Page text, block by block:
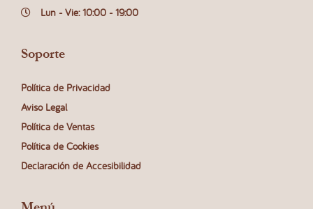
Lun - Vie: 10:00 - 19:00
Soporte
Política de Privacidad
Aviso Legal
Política de Ventas
Política de Cookies
Declaración de Accesibilidad